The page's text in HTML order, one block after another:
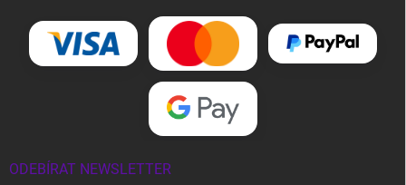
ODEBÍRAT NEWSLETTER